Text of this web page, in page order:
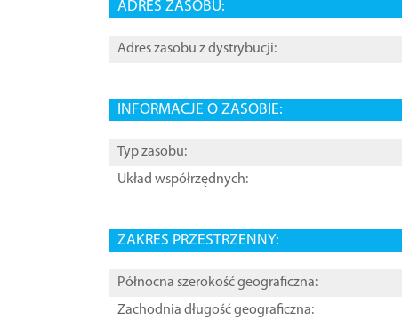
ADRES ZASOBU:
Adres zasobu z dystrybucji:
INFORMACJE O ZASOBIE:
Typ zasobu:
Układ współrzędnych:
ZAKRES PRZESTRZENNY:
Północna szerokość geograficzna:
Zachodnia długość geograficzna: